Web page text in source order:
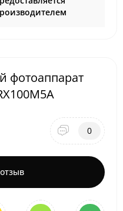
фотоаппарат
0